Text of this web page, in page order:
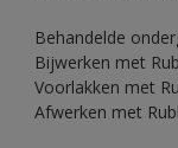
Behandelde
Bijwerken met
Voorlakken met
Afwerken met